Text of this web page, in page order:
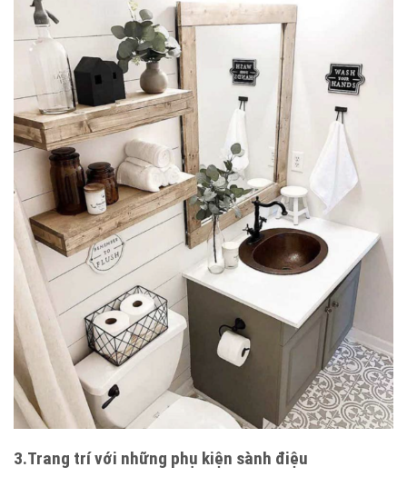
3.Trang trí với những phụ kiện sành điệu